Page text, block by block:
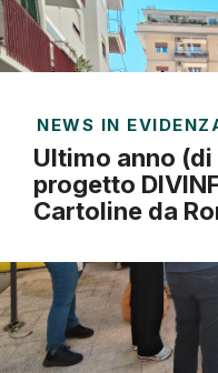
NEWS IN
Ultimo anno
progetto
Cartoline da